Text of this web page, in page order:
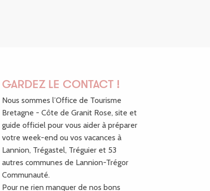
GARDEZ LE CONTACT !
Nous sommes l’Office de Tourisme
Bretagne - Côte de Granit Rose, site et
guide officiel pour vous aider à préparer
votre week-end ou vos vacances à
Lannion, Trégastel, Tréguier et 53
autres communes de Lannion-Trégor
Communauté.
Pour ne rien manquer de nos bons